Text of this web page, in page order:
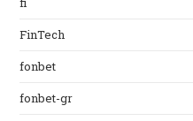
FinTech
fonbet
fonbet-gr